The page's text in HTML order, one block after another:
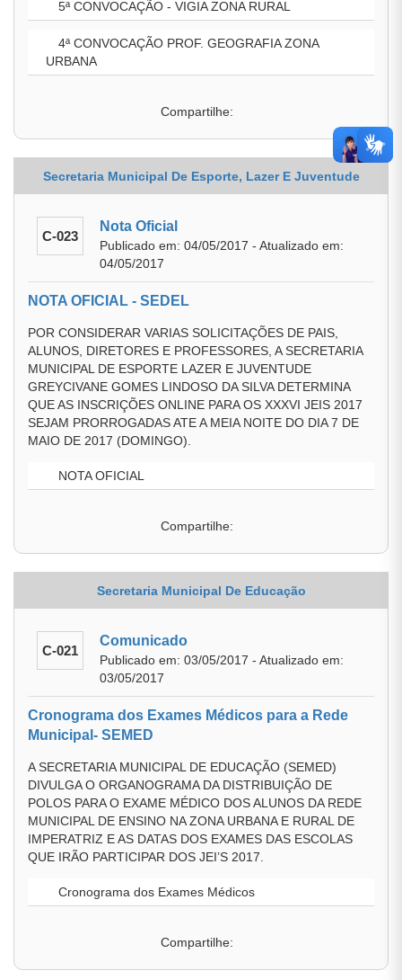
5ª CONVOCAÇÃO - VIGIA ZONA RURAL
4ª CONVOCAÇÃO PROF. GEOGRAFIA ZONA
URBANA
Compartilhe:
Secretaria Municipal De Esporte, Lazer E Juventude
C-023
Nota Oficial
Publicado em: 04/05/2017 - Atualizado em:
04/05/2017
NOTA OFICIAL - SEDEL
POR CONSIDERAR VARIAS SOLICITAÇÕES DE PAIS,
ALUNOS, DIRETORES E PROFESSORES, A SECRETARIA
MUNICIPAL DE ESPORTE LAZER E JUVENTUDE
GREYCIVANE GOMES LINDOSO DA SILVA DETERMINA
QUE AS INSCRIÇÕES ONLINE PARA OS XXXVI JEIS 2017
SEJAM PRORROGADAS ATE A MEIA NOITE DO DIA 7 DE
MAIO DE 2017 (DOMINGO).
NOTA OFICIAL
Compartilhe:
Secretaria Municipal De Educação
C-021
Comunicado
Publicado em: 03/05/2017 - Atualizado em:
03/05/2017
Cronograma dos Exames Médicos para a Rede
Municipal- SEMED
A SECRETARIA MUNICIPAL DE EDUCAÇÃO (SEMED)
DIVULGA O ORGANOGRAMA DA DISTRIBUIÇÃO DE
POLOS PARA O EXAME MÉDICO DOS ALUNOS DA REDE
MUNICIPAL DE ENSINO NA ZONA URBANA E RURAL DE
IMPERATRIZ E AS DATAS DOS EXAMES DAS ESCOLAS
QUE IRÃO PARTICIPAR DOS JEI’S 2017.
Cronograma dos Exames Médicos
Compartilhe: